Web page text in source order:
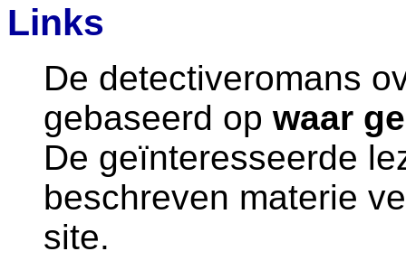
Links
De detectiveromans
gebaseerd op waar
De geïnteresseerde
beschreven materie
site.